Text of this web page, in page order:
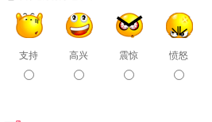
支持 高兴 震惊 愤怒